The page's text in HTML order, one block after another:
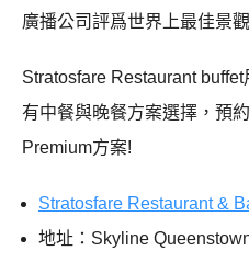
廣播公司評爲世界上最佳景
Stratosfare Restaurant
有中餐與晚餐方案選擇，預
Premium方案!
Stratosfare Restaurant &
地址：Skyline